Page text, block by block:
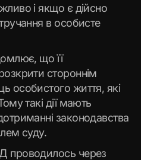
і якщо є дійсно
в особисте
що її
стороннім
особистого життя, які
такі дії мають
законодавства
суду.
проводилось через